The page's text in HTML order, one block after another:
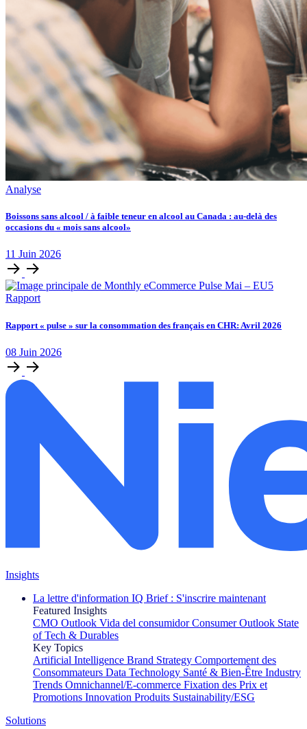
Analyse
Boissons sans alcool / à faible teneur en alcool au Canada : au-delà des
occasions du « mois sans alcool»
11 Juin 2026
Rapport
Rapport « pulse » sur la consommation des français en CHR: Avril 2026
08 Juin 2026
Insights
La lettre d'information IQ Brief : S'inscrire maintenant
Featured Insights
CMO Outlook Vida del consumidor Consumer Outlook State
of Tech & Durables
Key Topics
Artificial Intelligence Brand Strategy Comportement des
Consommateurs Data Technology Santé & Bien-Être Industry
Trends Omnichannel/E-commerce Fixation des Prix et
Promotions Innovation Produits Sustainability/ESG
Solutions